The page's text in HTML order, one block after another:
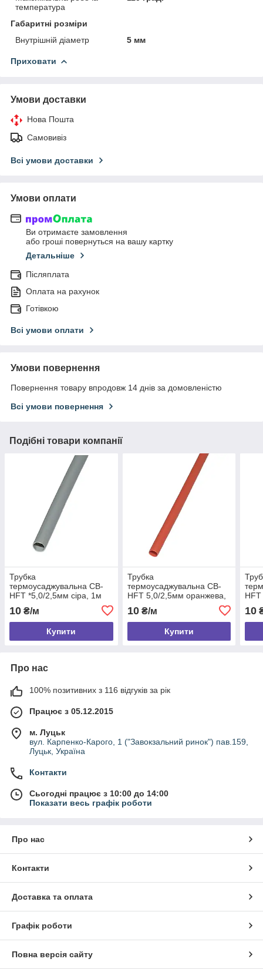
температура
Габаритні розміри
Внутрішній діаметр
5 мм
Приховати
Умови доставки
Нова Пошта
Самовивіз
Всі умови доставки
Умови оплати
Ви отримаєте замовлення
або гроші повернуться на вашу картку
Детальніше
Післяплата
Оплата на рахунок
Готівкою
Всі умови оплати
Умови повернення
Повернення товару впродовж 14 днів за домовленістю
Всі умови повернення
Подібні товари компанії
Трубка
термоусаджувальна CB-
HFT *5,0/2,5мм сіра, 1м
10 ₴/м
Купити
Трубка
термоусаджувальна CB-
HFT 5,0/2,5мм оранжева,
10₴/м
Купити
10
Про нас
100% позитивних з 116 відгуків за рік
Працює з 05.12.2015
м. Луцьк
вул. Карпенко-Карого, 1 ("Завокзальний ринок") пав.159,
Луцьк, Україна
Контакти
Сьогодні працює з 10:00 до 14:00
Показати весь графік роботи
Про нас
Контакти
Доставка та оплата
Графік роботи
Повна версія сайту